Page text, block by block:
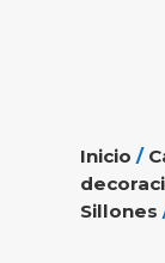
Inicio /
Sillones